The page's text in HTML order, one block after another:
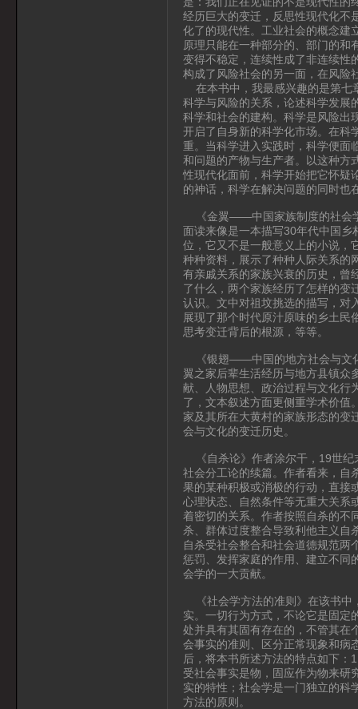
经历巨大的变迁，反思性现代化不
化了的现代性。工业社会的概念建
原理只能在一种部分的、部门的和
变得不稳定，连续性成了非连续性
构成了风险社会的另一面，在风险
在本书中，我最感兴趣的是第七
科学与风险的关系，论述科学发展
科学和社会的建构。科学是风险出
开启了自身新的科学化市场。在科
重。当科学进入实践时，科学便
和问题的产物与生产者。以这种方
性现代化面前，科学开始把它怀疑
的神话，科学在解决问题的同时也
《金翼——中国家族制度的社会学
面读来像是一本描写30年代中国
位，它又不是一般意义上的小说，
种种资料，展示了种种人际关系的
有亲戚关系的家族兴衰的历史，曾
了什么，两个家族经历了怎样的变
认识。文中对祖坟挑选的描写，对
展现了那个时代原汁原味的乡土民
思考变迁背后的根源，等等。
《银翅——中国的地方社会与文化
翼之家后辈生活经历与地方县镇众
献、人物思想、政治过程与文化行
了，文本叙述方面更侧重学术价值
家及其所在大黄村的家族形态的变
会与文化的变迁历史。
《自杀论》作者涂尔干，19世纪
社会分工论的续篇。作者看来，自
果的某种积极或消极的行动，直接
心理状态、自然条件等无重大关系
着密切的关系。作者按照自杀的不
杀、群体过度整合导致利他主义自
自杀受社会整合和社会道德规范两
惩罚、发挥家庭的作用、建立不同
会学的一大贡献。
《社会学方法的准则》在该书中
实。一切行为方式，不论它是固定
处并具有其固有存在的，不管其在
会事实的准则、区分正常现象和病
后，将本书所述方法的特点如下：
受社会事实是物，固应作为物来研
实的特性；社会学是一门独立的科
方法的原则。